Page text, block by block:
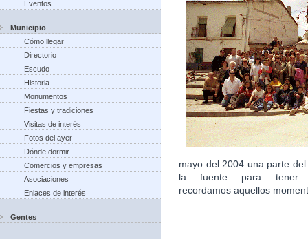
Eventos
Municipio
Cómo llegar
Directorio
Escudo
Historia
Monumentos
Fiestas y tradiciones
Visitas de interés
Fotos del ayer
Dónde dormir
Comercios y empresas
Asociaciones
Enlaces de interés
Gentes
mayo del 2004 una parte
la fuente para tener
recordamos aquellos